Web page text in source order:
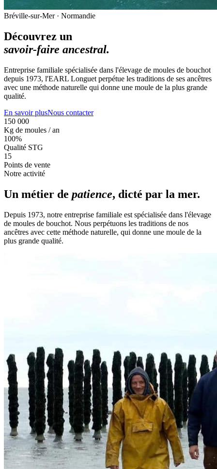
Bréville-sur-Mer · Normandie
Découvrez un
savoir-faire ancestral.
Entreprise familiale spécialisée dans l'élevage de moules de bouchot
depuis 1973, l'EARL Longuet perpétue les traditions de ses ancêtres
avec une méthode naturelle qui donne une moule de la plus grande
qualité.
En savoir plusNous contacter
150 000
Kg de moules / an
100%
Qualité STG
15
Points de vente
Notre activité
Un métier de patience, dicté par la mer.
Depuis 1973, notre entreprise familiale est spécialisée dans l'élevage
de moules de bouchot. Nous perpétuons les traditions de nos
ancêtres avec cette méthode naturelle, qui donne une moule de la
plus grande qualité.